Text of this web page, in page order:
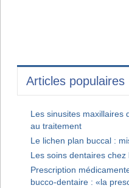
Articles populaires
Les sinusites maxillaires
au traitement
Le lichen plan buccal :
Les soins dentaires
Prescription
bucco-dentaire : «la